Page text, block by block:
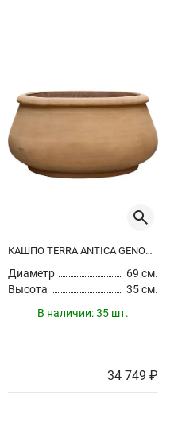
КАШПО TERRA ANTICA GENOVA CHALK WHITE
Диаметр
69 см.
Высота
35 см.
В наличии:35 шт.
34 749 ₽